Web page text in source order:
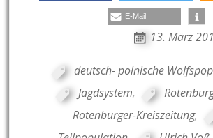
E-Mail
13. März
deutsch- polnische
Jagdsystem,
Rotenburger-Kreiszeitung,